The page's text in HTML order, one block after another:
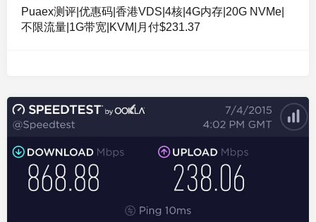
Puaex测评|优惠码|香港VDS|4核|4G内存|20G NVMe|
不限流量|1G带宽|KVM|月付$231.37